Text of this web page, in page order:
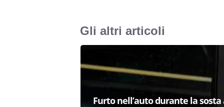
Gli altri articoli
Furto nell’auto durante la